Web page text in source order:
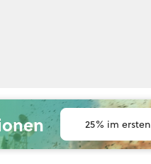
25% im